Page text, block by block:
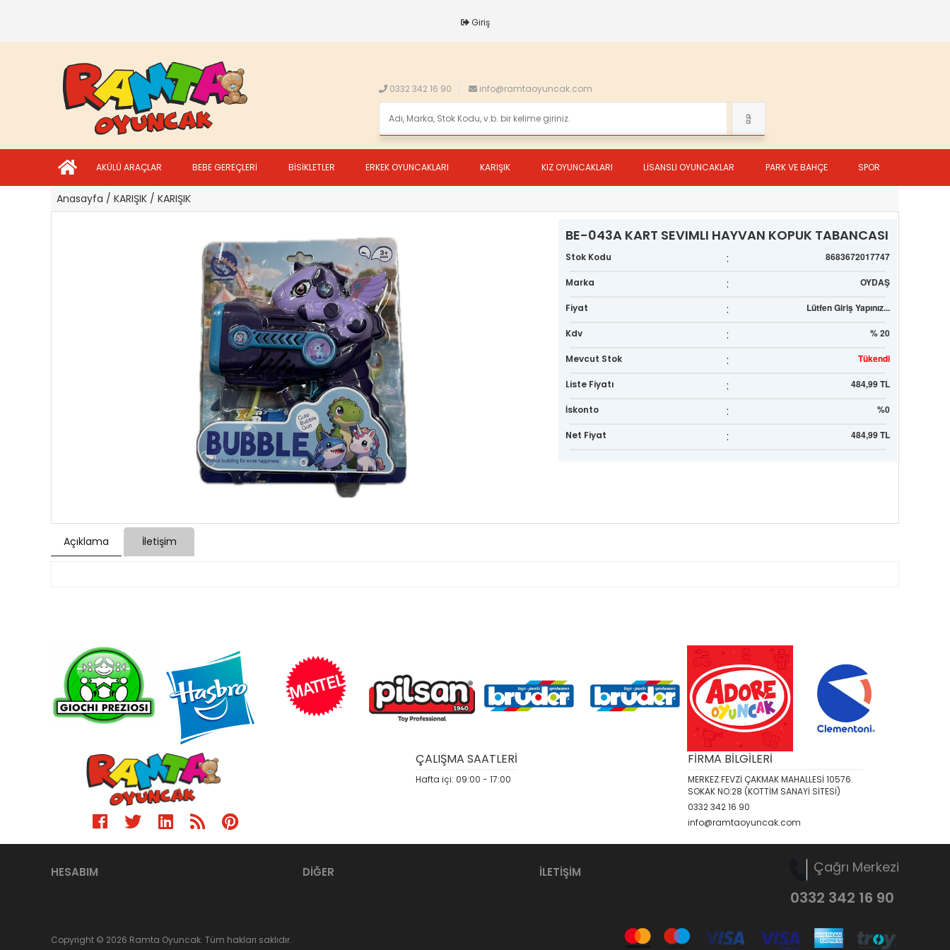
Giriş
0332 342 16 90 info@ramtaoyuncak.com
AKÜLÜ ARAÇLAR BEBE GEREÇLERİ BİSİKLETLER ERKEK OYUNCAKLARI KARIŞIK KIZ OYUNCAKLARI LİSANSLI OYUNCAKLAR PARK VE BAHÇE SPOR
Anasayfa / KARIŞIK / KARIŞIK
BE-043A KART SEVIMLI HAYVAN KOPUK TABANCASI
Stok Kodu : 8683672017747
Marka : OYDAŞ
Fiyat : Lütfen Giriş Yapınız...
Kdv : % 20
Mevcut Stok : Tükendi
Liste Fiyatı : 484,99 TL
İskonto : %0
Net Fiyat : 484,99 TL
Açıklama İletişim
ÇALIŞMA SAATLERİ
Hafta içi: 09:00 - 17:00
FİRMA BİLGİLERİ
MERKEZ:FEVZİ ÇAKMAK MAHALLESİ 10576.
SOKAK NO:28 (KOTTİM SANAYİ SİTESİ)
0332 342 16 90
info@ramtaoyuncak.com
HESABIM DİĞER İLETİŞİM Çağrı Merkezi
0332 342 16 90
Copyright © 2026 Ramta Oyuncak. Tüm hakları saklıdır.